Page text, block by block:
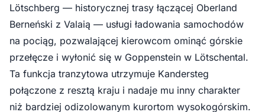
Lötschberg — historycznej trasy łączącej Oberland
Berneński z Valaią — usługi ładowania samochodów
na pociąg, pozwalającej kierowcom ominąć górskie
przełęcze i wyłonić się w Goppenstein w Lötschental.
Ta funkcja tranzytowa utrzymuje Kandersteg
połączone z resztą kraju i nadaje mu inny charakter
niż bardziej odizolowanym kurortom wysokogórskim.